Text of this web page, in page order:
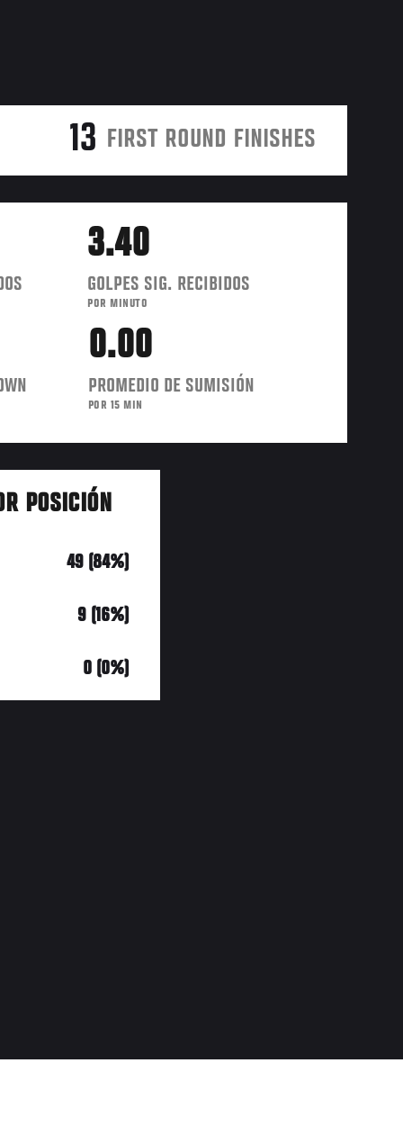
13 FIRST ROUND FINISHES
3.40
GOLPES SIG. RECIBIDOS
POR MINUTO
0.00
PROMEDIO DE SUMISIÓN
POR 15 MIN
POSICIÓN
49 (84%)
9 (16%)
0 (0%)